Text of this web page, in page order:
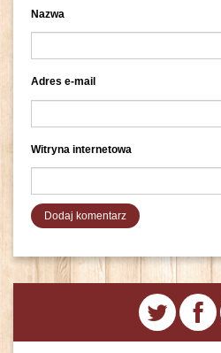
Nazwa
Adres e-mail
Witryna internetowa